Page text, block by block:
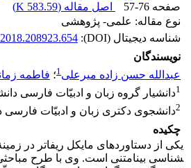
صفحه 57-76 اصل مقاله (583.59 K
)
نوع مقاله: علمی- پژوهشی
شناسه دیجیتال (DOI):
نویسندگان
عبدالله حسن زاده میرعلی1؛ فاطمه
1دانشیار گروه زبان و ادبیّات فارسی
2دانشجوی دکتری زبان و ادبیّات فارسی
چکیده
شناسی بینامتنی است. وی با طرح